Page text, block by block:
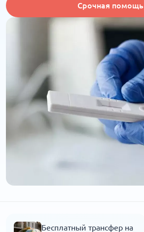
Срочная помощь
Бесплатный трансфер на